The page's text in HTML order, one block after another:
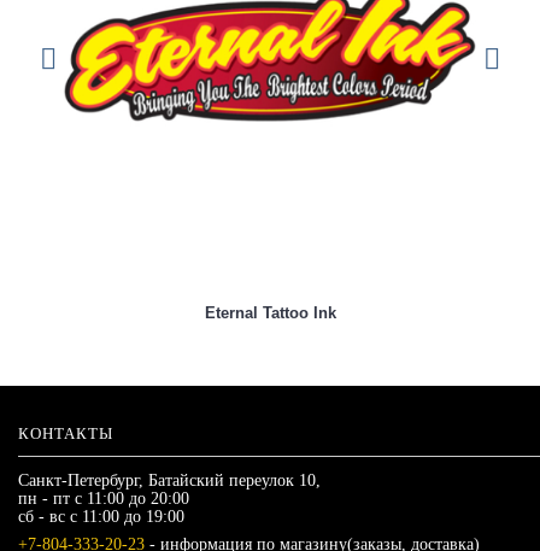
Eternal Tattoo Ink
КОНТАКТЫ
Санкт-Петербург, Батайский переулок 10,
пн - пт с 11:00 до 20:00
сб - вс с 11:00 до 19:00
+7-804-333-20-23 - информация по магазину(заказы, доставка)